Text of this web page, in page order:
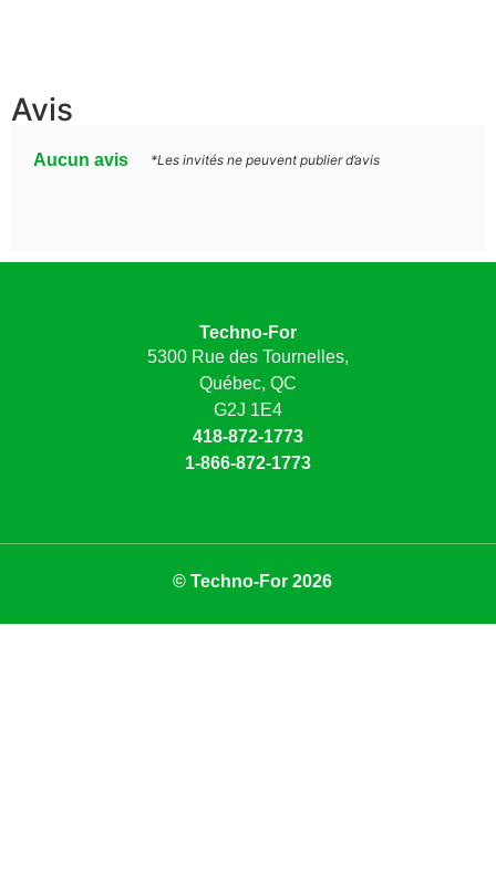
Avis
Aucun avis *Les invités ne peuvent publier d’avis
Techno-For
5300 Rue des Tournelles,
Québec, QC
G2J 1E4
418-872-1773
1-866-872-1773
© Techno-For 2026